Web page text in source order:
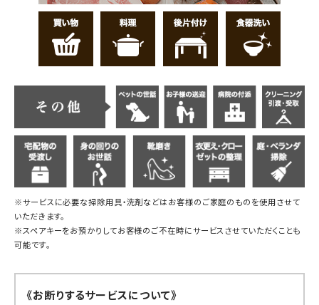
※サービスに必要な掃除用具・洗剤などはお客様のご家庭のものを使用させて
いただきます。
※スペアキーをお預かりしてお客様のご不在時にサービスさせていただくことも
可能です。
《お断りするサービスについて》